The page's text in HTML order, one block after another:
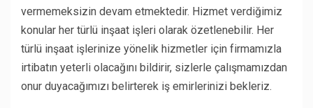
vermemeksizin devam etmektedir. Hizmet verdiğimiz
konular her türlü inşaat işleri olarak özetlenebilir. Her
türlü inşaat işlerinize yönelik hizmetler için firmamızla
irtibatın yeterli olacağını bildirir, sizlerle çalışmamızdan
onur duyacağımızı belirterek iş emirlerinizi bekleriz.